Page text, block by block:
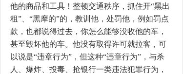
他的商品和工具！整顿交通秩序，抓住开“黑出
租”、“黑摩的”的，教训他，处罚他，例如罚点
款，也都说得过去，你怎么能够没收他的车，
甚至毁坏他的车。他没有取得许可就拉客，可
以说是“违章行为”，但这种“违章行为”，与杀
人、爆炸、投毒、抢银行一类违法犯罪行为，